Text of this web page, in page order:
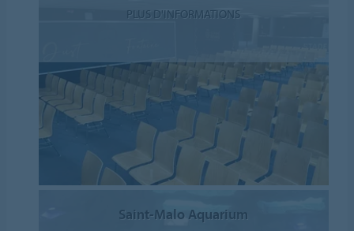
PLUS D'INFORMATIONS
Saint-Malo Aquarium